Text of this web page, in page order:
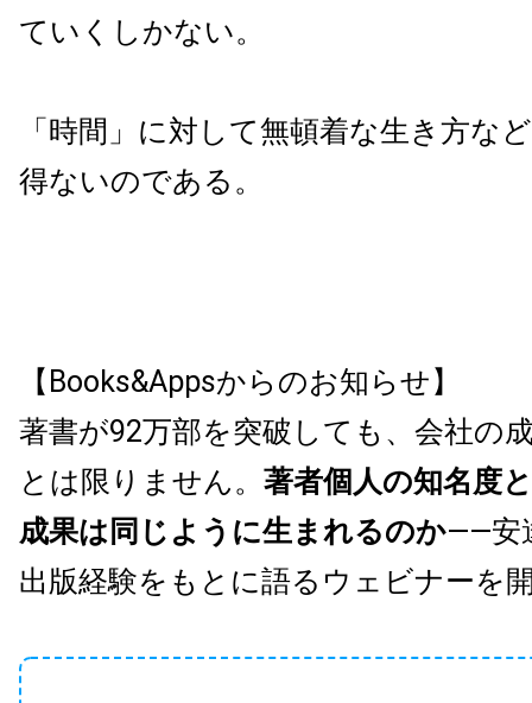
ていくしかない。
「時間」に対して無頓着な生き方な
得ないのである。
【Books&Appsからのお知らせ】
著書が92万部を突破しても、会社の
とは限りません。 著者個人の知名度
成果は同じように生まれるのか——安
出版経験をもとに語るウェビナーを